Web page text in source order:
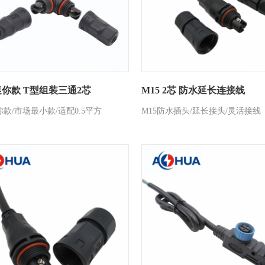
款 T型组装三通2芯
款/市场最小款/适配0.5平方
M15 2芯 防水延长连接线
M15防水插头/延长接头/灵活接线